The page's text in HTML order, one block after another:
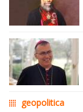
geopolitica